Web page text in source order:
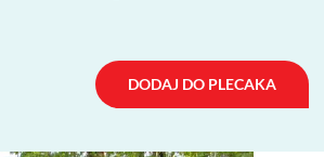
DODAJ DO PLECAKA